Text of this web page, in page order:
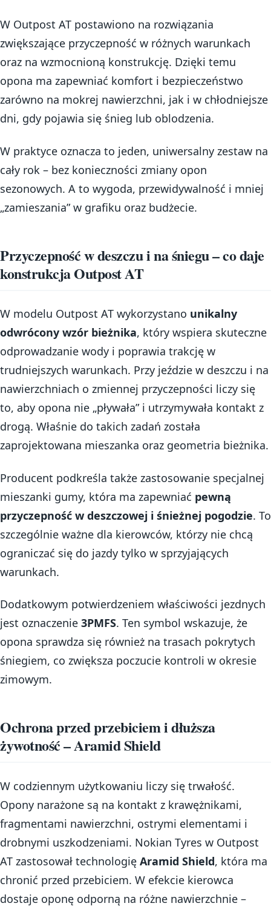
W Outpost AT postawiono na rozwiązania
zwiększające przyczepność w różnych warunkach
oraz na wzmocnioną konstrukcję. Dzięki temu
opona ma zapewniać komfort i bezpieczeństwo
zarówno na mokrej nawierzchni, jak i w chłodniejsze
dni, gdy pojawia się śnieg lub oblodzenia.
W praktyce oznacza to jeden, uniwersalny zestaw na
cały rok – bez konieczności zmiany opon
sezonowych. A to wygoda, przewidywalność i mniej
„zamieszania” w grafiku oraz budżecie.
Przyczepność w deszczu i na śniegu – co daje
konstrukcja Outpost AT
W modelu Outpost AT wykorzystano unikalny
odwrócony wzór bieżnika, który wspiera skuteczne
odprowadzanie wody i poprawia trakcję w
trudniejszych warunkach. Przy jeździe w deszczu i na
nawierzchniach o zmiennej przyczepności liczy się
to, aby opona nie „pływała” i utrzymywała kontakt z
drogą. Właśnie do takich zadań została
zaprojektowana mieszanka oraz geometria bieżnika.
Producent podkreśla także zastosowanie specjalnej
mieszanki gumy, która ma zapewniać pewną
przyczepność w deszczowej i śnieżnej pogodzie. To
szczególnie ważne dla kierowców, którzy nie chcą
ograniczać się do jazdy tylko w sprzyjających
warunkach.
Dodatkowym potwierdzeniem właściwości jezdnych
jest oznaczenie 3PMFS. Ten symbol wskazuje, że
opona sprawdza się również na trasach pokrytych
śniegiem, co zwiększa poczucie kontroli w okresie
zimowym.
Ochrona przed przebiciem i dłuższa
żywotność – Aramid Shield
W codziennym użytkowaniu liczy się trwałość.
Opony narażone są na kontakt z krawężnikami,
fragmentami nawierzchni, ostrymi elementami i
drobnymi uszkodzeniami. Nokian Tyres w Outpost
AT zastosował technologię Aramid Shield, która ma
chronić przed przebiciem. W efekcie kierowca
dostaje oponę odporną na różne nawierzchnie –